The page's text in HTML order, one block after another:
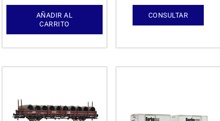
AÑADIR AL
CARRITO
CONSULTAR